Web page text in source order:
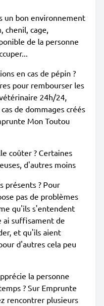
un bon environnement
chenil, cage,
de la personne
en cas de pépin ?
pour rembourser les
24h/24,
de dommages créés
Mon Toutou
coûter ? Certaines
d'autres moins
présents ? Pour
pas de problèmes
qu'ils s'entendent
ai suffisament de
et qu'ils aient
d'autres cela peu
la personne
? Sur Emprunte
rencontrer plusieurs